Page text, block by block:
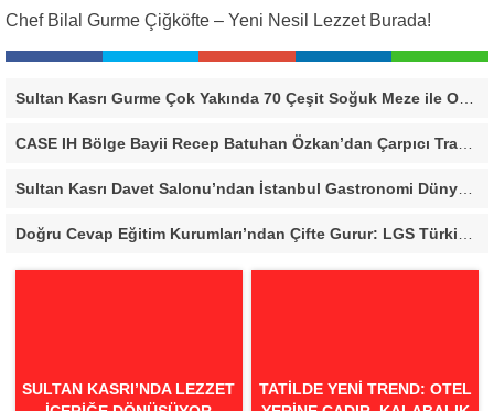
Chef Bilal Gurme Çiğköfte – Yeni Nesil Lezzet Burada!
Sultan Kasrı Gurme Çok Yakında 70 Çeşit Soğuk Meze ile Online Satışa Başlıyor
CASE IH Bölge Bayii Recep Batuhan Özkan’dan Çarpıcı Traktör Piyasası Analizi: “Türkiye Traktör Pazarı Tarihinin En Zorlu Dönemlerinden Birini Yaşıyor”
Sultan Kasrı Davet Salonu’ndan İstanbul Gastronomi Dünyasını Buluşturan Lezzet Organizasyonu
SULTAN KASRI’NDA LEZZET
TATILDE YENI TREND: OTEL